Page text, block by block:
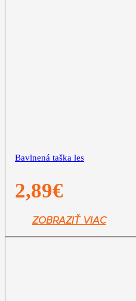
Bavlnená taška les
2,89€
ZOBRAZIŤ VIAC